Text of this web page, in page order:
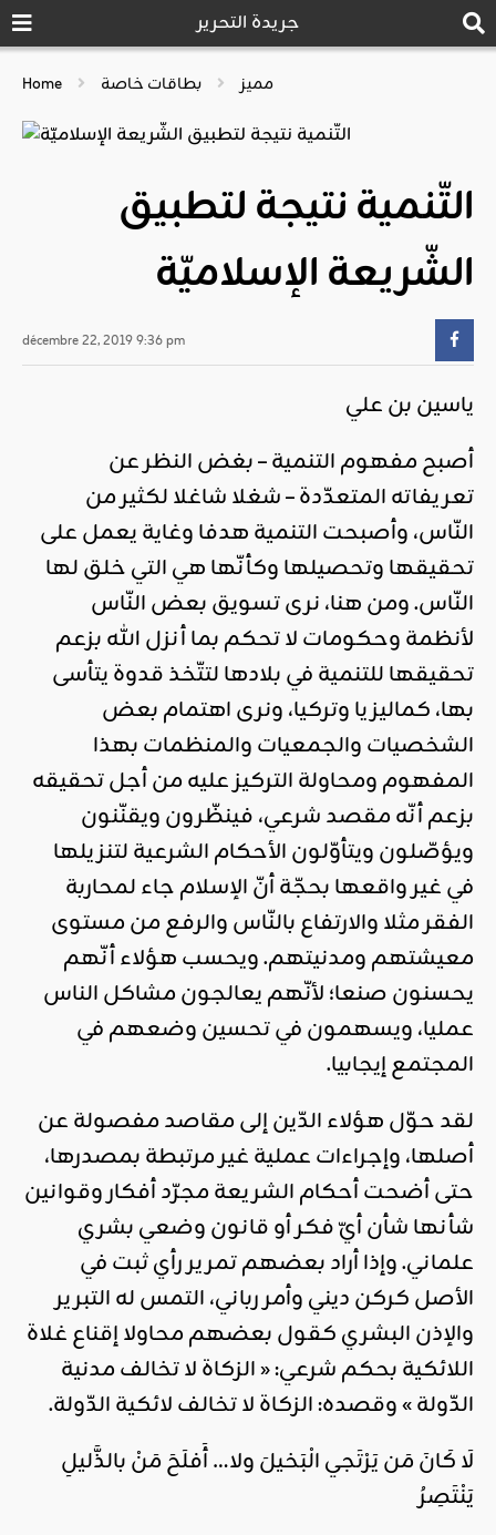
جريدة التحرير
Home مميز بطاقات خاصة
التّنمية نتيجة لتطبيق
الشّريعة الإسلاميّة
décembre 22, 2019 9:36 pm
ياسين بن علي
أصبح مفهوم التنمية – بغض النظر عن
تعريفاته المتعدّدة – شغلا شاغلا لكثير من
النّاس، وأصبحت التنمية هدفا وغاية يعمل على
تحقيقها وتحصيلها وكأنّها هي التي خلق لها
النّاس. ومن هنا، نرى تسويق بعض النّاس
لأنظمة وحكومات لا تحكم بما أنزل الله بزعم
تحقيقها للتنمية في بلادها لتتّخذ قدوة يتأسى
بها، كماليزيا وتركيا، ونرى اهتمام بعض
الشخصيات والجمعيات والمنظمات بهذا
المفهوم ومحاولة التركيز عليه من أجل تحقيقه
بزعم أنّه مقصد شرعي، فينظّرون ويقنّنون
ويؤصّلون ويتأوّلون الأحكام الشرعية لتنزيلها
في غير واقعها بحجّة أنّ الإسلام جاء لمحاربة
الفقر مثلا والارتفاع بالنّاس والرفع من مستوى
معيشتهم ومدنيتهم. ويحسب هؤلاء أنّهم
يحسنون صنعا؛ لأنّهم يعالجون مشاكل الناس
عمليا، ويسهمون في تحسين وضعهم في
المجتمع إيجابيا.
لقد حوّل هؤلاء الدّين إلى مقاصد مفصولة عن
أصلها، وإجراءات عملية غير مرتبطة بمصدرها،
حتى أضحت أحكام الشريعة مجرّد أفكار وقوانين
شأنها شأن أيّ فكر أو قانون وضعي بشري
علماني. وإذا أراد بعضهم تمرير رأي ثبت في
الأصل كركن ديني وأمر رباني، التمس له التبرير
والإذن البشري كقول بعضهم محاولا إقناع غلاة
اللائكية بحكم شرعي: « الزكاة لا تخالف مدنية
الدّولة » وقصده: الزكاة لا تخالف لائكية الدّولة.
لَا كَانَ مَن يَرْتَجي الْبَخيلَ ولا… أَفلَحَ مَنْ بالذَّليلِ
يَنْتَصِرُ